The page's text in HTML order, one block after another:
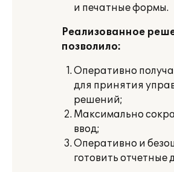
и печатные формы.
Реализованное
позволило:
Оперативно
для принятия
решений;
Максимально
ввод;
Оперативно и
готовить отчетные